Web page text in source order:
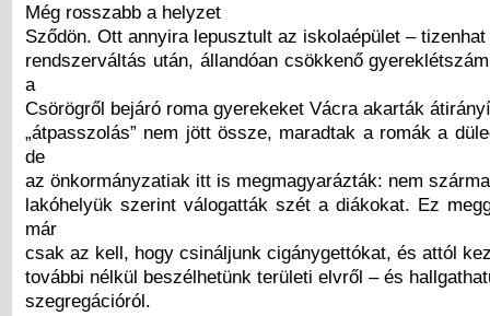
Még rosszabb a helyzet
Sződön. Ott annyira lepusztult az iskolaépület –
rendszerváltás után, állandóan csökkenő
a
Csörögről bejáró roma gyerekeket Vácra akarták
„átpasszolás” nem jött össze, maradtak a romák a
de
az önkormányzatiak itt is megmagyarázták: nem
lakóhelyük szerint válogatták szét a diákokat. Ez
már
csak az kell, hogy csináljunk cigánygettókat, és attól
további nélkül beszélhetünk területi elvről – és
szegregációról.